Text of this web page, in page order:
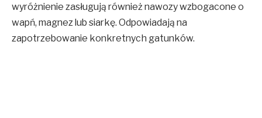
wyróżnienie zasługują również nawozy wzbogacone o
wapń, magnez lub siarkę. Odpowiadają na
zapotrzebowanie konkretnych gatunków.